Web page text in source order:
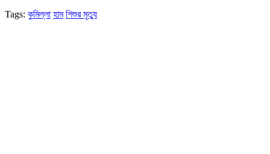
Tags: কুমিল্লা হাম শিশুর মৃত্যু